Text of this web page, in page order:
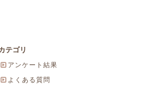
テゴリ
アンケート結果
よくある質問